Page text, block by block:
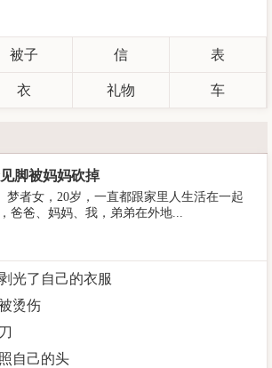
被子 信 表
衣 礼物 车
脚被妈妈砍掉
梦者女，20岁，一直都跟家里人生活在一起
爸爸、妈妈、我，弟弟在外地...
光了自己的衣服
烫伤
自己的头